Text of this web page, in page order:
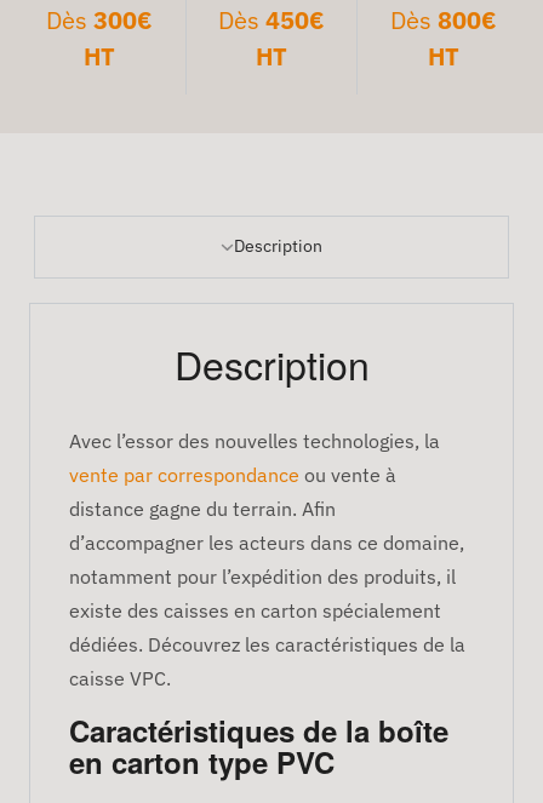
Dès300€
HT
Dès 450€
HT
Dès 800€
HT
Description
Description
Avec l’essor des nouvelles technologies, la
vente par correspondance ou vente à
distance gagne du terrain. Afin
d’accompagner les acteurs dans ce domaine,
notamment pour l’expédition des produits, il
existe des caisses en carton spécialement
dédiées. Découvrez les caractéristiques de la
caisse VPC.
Caractéristiques de la boîte
en carton type PVC